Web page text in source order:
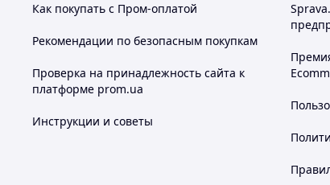
Как покупать с Пром-оплатой
Рекомендации по безопасным покупкам
Проверка на принадлежность сайта к
платформе prom.ua
Инструкции и советы